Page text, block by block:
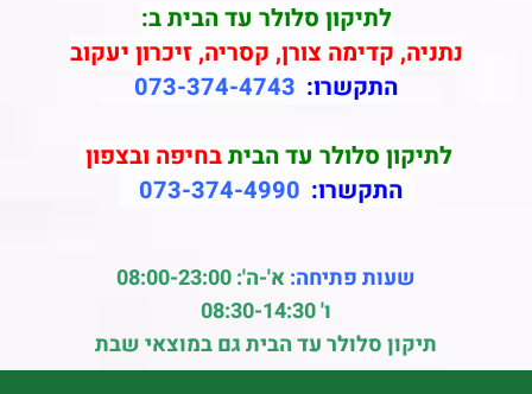
לתיקון סלולר עד הבית ב:
נתניה, קדימה צורן, קסריה, זיכרון יעקוב
התקשרו: 073-374-4743
לתיקון סלולר עד הביתבחיפה ובצפון
התקשרו: 073-374-4990
שעות פתיחה:א'-ה': 08:00-23:00
ו' 08:30-14:30
תיקון סלולר עד הבית גם במוצאי שבת